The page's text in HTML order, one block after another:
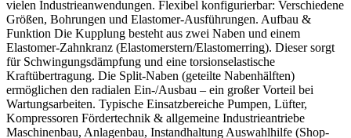
vielen Industrieanwendungen. Flexibel konfigurierbar: Verschiedene
Größen, Bohrungen und Elastomer-Ausführungen. Aufbau &
Funktion Die Kupplung besteht aus zwei Naben und einem
Elastomer-Zahnkranz (Elastomerstern/Elastomerring). Dieser sorgt
für Schwingungsdämpfung und eine torsionselastische
Kraftübertragung. Die Split-Naben (geteilte Nabenhälften)
ermöglichen den radialen Ein-/Ausbau – ein großer Vorteil bei
Wartungsarbeiten. Typische Einsatzbereiche Pumpen, Lüfter,
Kompressoren Fördertechnik & allgemeine Industrieantriebe
Maschinenbau, Anlagenbau, Instandhaltung Auswahlhilfe (Shop-